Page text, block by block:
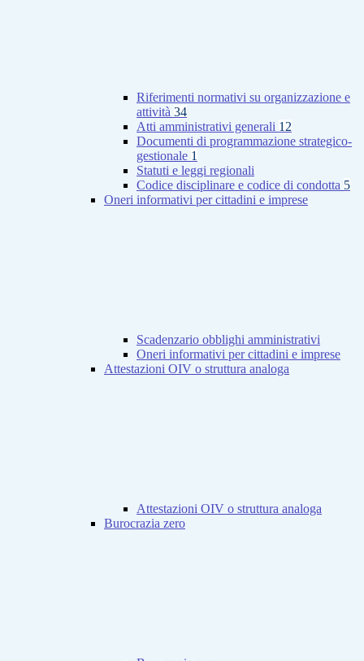
Riferimenti normativi su organizzazione e
attività 34
Atti amministrativi generali 12
Documenti di programmazione strategico-
gestionale 1
Statuti e leggi regionali
Codice disciplinare e codice di condotta 5
Oneri informativi per cittadini e imprese
Scadenzario obblighi amministrativi
Oneri informativi per cittadini e imprese
Attestazioni OIV o struttura analoga
Attestazioni OIV o struttura analoga
Burocrazia zero